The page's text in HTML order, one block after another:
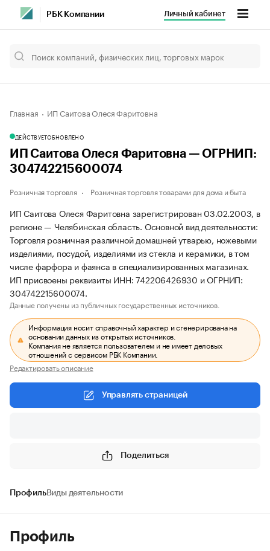
РБК Компании Личный кабинет
Главная ИП Саитова Олеся Фаритовна
ДЕЙСТВУЕТОБНОВЛЕНО
ИП Саитова Олеся Фаритовна — ОГРНИП:
304742215600074
Розничная торговля Розничная торговля товарами для дома и быта
ИП Саитова Олеся Фаритовна зарегистрирован 03.02.2003, в
регионе — Челябинская область. Основной вид деятельности:
Торговля розничная различной домашней утварью, ножевыми
изделиями, посудой, изделиями из стекла и керамики, в том
числе фарфора и фаянса в специализированных магазинах.
ИП присвоены реквизиты ИНН: 742206426930 и ОГРНИП:
304742215600074.
Данные получены из публичных государственных источников.
Информация носит справочный характер и сгенерирована на
основании данных из открытых источников.
Компания не является пользователем и не имеет деловых
отношений с сервисом РБК Компании.
Редактировать описание
Управлять страницей
Поделиться
ПрофильВиды деятельности
Профиль